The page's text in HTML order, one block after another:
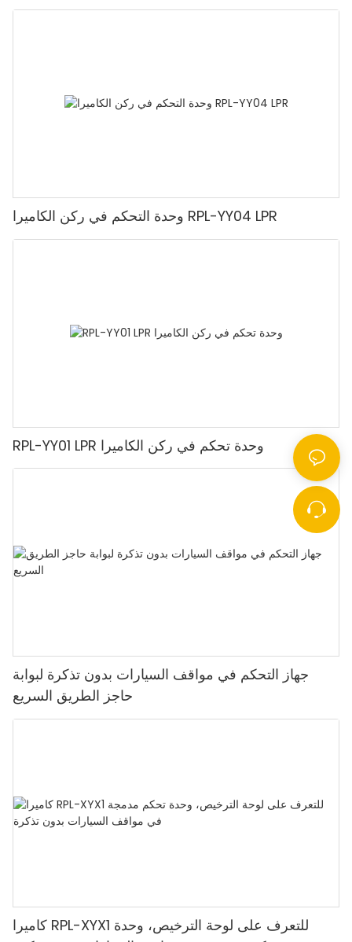
وحدة التحكم في ركن الكاميرا RPL-YY04 LPR
RPL-YY01 LPR وحدة تحكم في ركن الكاميرا
جهاز التحكم في مواقف السيارات بدون تذكرة لبوابة
حاجز الطريق السريع
كاميرا RPL-XYX1 للتعرف على لوحة الترخيص، وحدة